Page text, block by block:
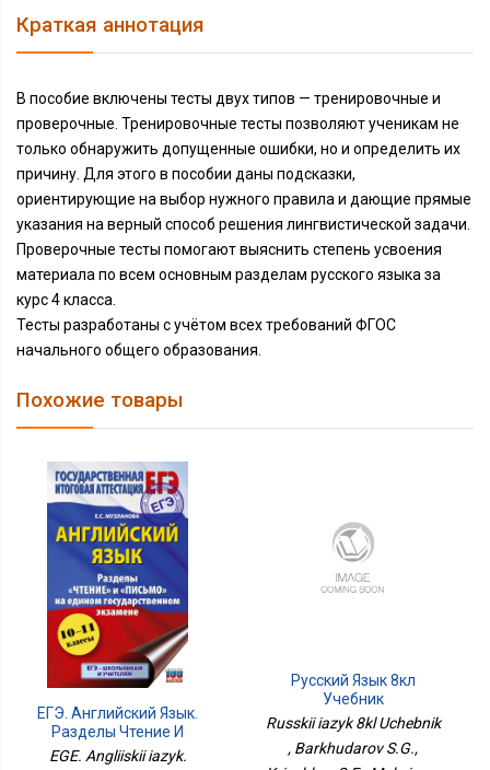
Краткая аннотация
В пособие включены тесты двух типов — тренировочные и
проверочные. Тренировочные тесты позволяют ученикам не
только обнаружить допущенные ошибки, но и определить их
причину. Для этого в пособии даны подсказки,
ориентирующие на выбор нужного правила и дающие прямые
указания на верный способ решения лингвистической задачи.
Проверочные тесты помогают выяснить степень усвоения
материала по всем основным разделам русского языка за
курс 4 класса.
Тесты разработаны с учётом всех требований ФГОС
начального общего образования.
Похожие товары
ЕГЭ. Английский Язык.
Разделы Чтение И
Письмо На Едином
EGE. Angliiskii iazyk.
Русский Язык 8кл
Учебник
Russkii iazyk 8kl Uchebnik
, Barkhudarov S.G.,